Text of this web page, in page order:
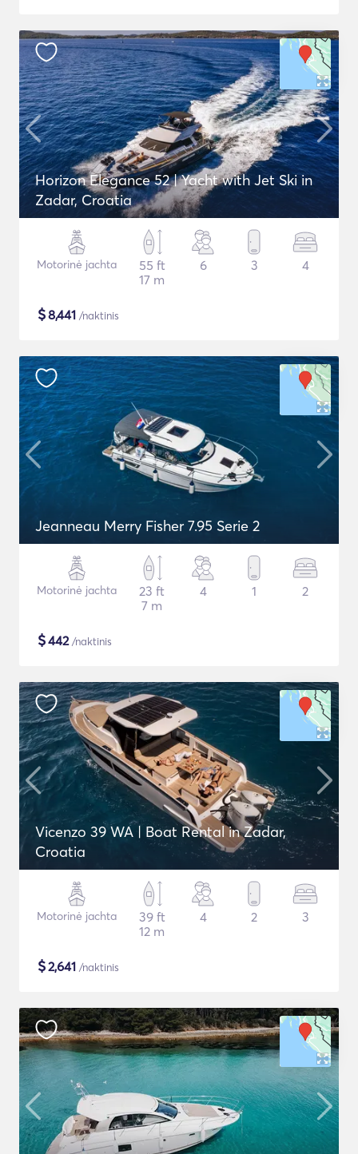
Horizon Elegance 52 | Yacht with Jet Ski in
Zadar, Croatia
Motorinė jachta
55 ft
17 m
6 3 4
$8,441 /naktinis
Jeanneau Merry Fisher 7.95 Serie 2
Motorinė jachta
23 ft
7 m
4 1 2
$442/naktinis
Vicenzo 39 WA | Boat Rental in Zadar,
Croatia
Motorinė jachta
39 ft
12 m
4 2 3
$2,641 /naktinis